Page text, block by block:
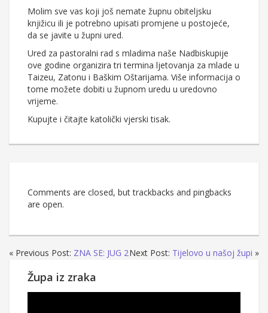
Molim sve vas koji još nemate župnu obiteljsku
knjižicu ili je potrebno upisati promjene u postojeće,
da se javite u župni ured.
Ured za pastoralni rad s mladima naše Nadbiskupije
ove godine organizira tri termina ljetovanja za mlade u
Taizeu, Zatonu i Baškim Oštarijama. Više informacija o
tome možete dobiti u župnom uredu u uredovno
vrijeme.
Kupujte i čitajte katolički vjerski tisak.
Comments are closed, but trackbacks and pingbacks
are open.
« Previous Post: ZNA SE: JUG 2Next Post: Tijelovo u našoj župi »
Župa iz zraka